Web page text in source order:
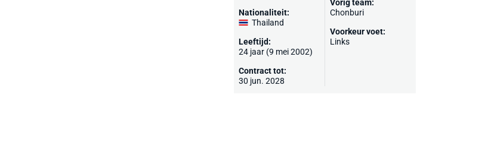
Nationaliteit:
Thailand
Leeftijd:
24 jaar (9 mei 2002)
Contract tot:
30 jun. 2028
Vorig team:
Chonburi
Voorkeur voet:
Links